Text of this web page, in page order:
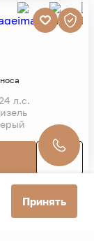
Принять